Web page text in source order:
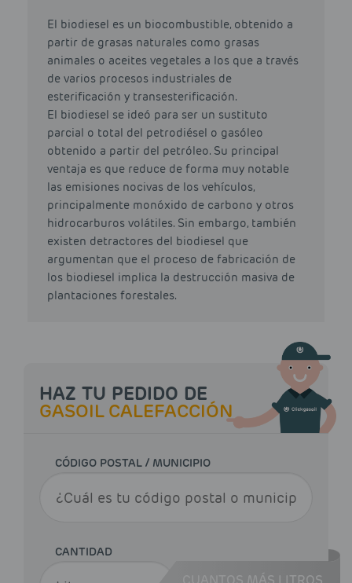
El biodiesel es un biocombustible, obtenido a
partir de grasas naturales como grasas
animales o aceites vegetales a los que a través
de varios procesos industriales de
esterificación y transesterificación.
El biodiesel se ideó para ser un sustituto
parcial o total del petrodiésel o gasóleo
obtenido a partir del petróleo. Su principal
ventaja es que reduce de forma muy notable
las emisiones nocivas de los vehículos,
principalmente monóxido de carbono y otros
hidrocarburos volátiles. Sin embargo, también
existen detractores del biodiesel que
argumentan que el proceso de fabricación de
los biodiesel implica la destrucción masiva de
plantaciones forestales.
HAZ TU PEDIDO DE
GASOIL CALEFACCIÓN
CÓDIGO POSTAL / MUNICIPIO
CANTIDAD